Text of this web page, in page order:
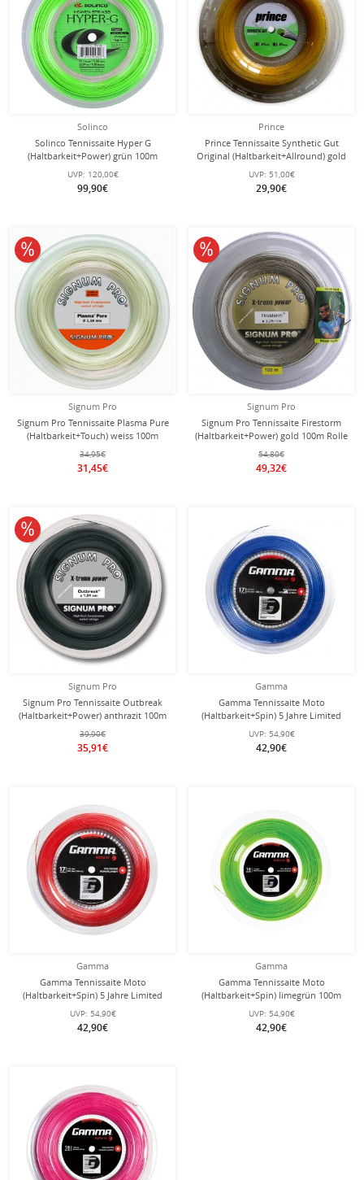
Solinco
Solinco Tennissaite Hyper G
(Haltbarkeit+Power) grün 100m
Rolle
UVP: 120,00€
99,90€
Prince
Prince Tennissaite Synthetic Gut
Original (Haltbarkeit+Allround) gold
100 Meter Rolle
UVP: 51,00€
29,90€
Signum Pro
Signum Pro Tennissaite Plasma Pure
(Haltbarkeit+Touch) weiss 100m
Rolle
34,95€
31,45€
10% reduziert
Signum Pro
Signum Pro Tennissaite Firestorm
(Haltbarkeit+Power) gold 100m Rolle
54,80€
49,32€
10% reduziert
Signum Pro
Signum Pro Tennissaite Outbreak
(Haltbarkeit+Power) anthrazit 100m
Rolle
39,90€
35,91€
10% reduziert
Gamma
Gamma Tennissaite Moto
(Haltbarkeit+Spin) 5 Jahre Limited
Edition blau 100m Rolle
UVP: 54,90€
42,90€
Gamma
Gamma Tennissaite Moto
(Haltbarkeit+Spin) 5 Jahre Limited
Edition rot 100m Rolle
UVP: 54,90€
42,90€
Gamma
Gamma Tennissaite Moto
(Haltbarkeit+Spin) limegrün 100m
Rolle
UVP: 54,90€
42,90€